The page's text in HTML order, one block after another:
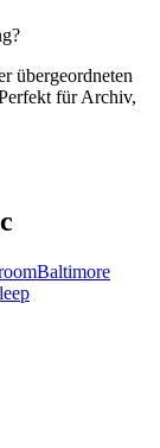
übergeordneten
für Archiv,
Baltimore